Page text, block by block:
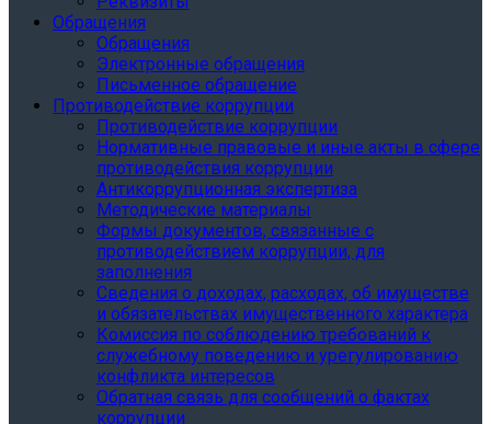
Обращения
Обращения
Электронные обращения
Письменное обращение
Противодействие коррупции
Противодействие коррупции
Нормативные правовые и иные акты в сфере
противодействия коррупции
Антикоррупционная экспертиза
Методические материалы
Формы документов, связанные с
противодействием коррупции, для
заполнения
Сведения о доходах, расходах, об имуществе
и обязательствах имущественного характера
Комиссия по соблюдению требований к
служебному поведению и урегулированию
конфликта интересов
Обратная связь для сообщений о фактах
коррупции